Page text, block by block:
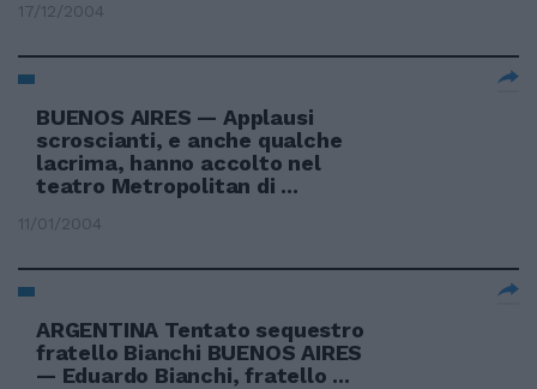
17/12/2004
BUENOS AIRES — Applausi
scroscianti, e anche qualche
lacrima, hanno accolto nel
teatro Metropolitan di ...
11/01/2004
ARGENTINA Tentato sequestro
fratello Bianchi BUENOS AIRES
— Eduardo Bianchi, fratello ...